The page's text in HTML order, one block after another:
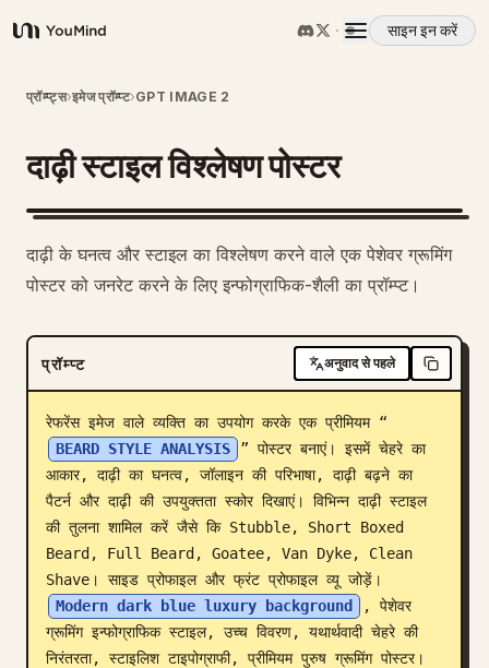
YouMind
साइन इन करें
अवलोकन
उपयोग के मामले
मूल्य निर्धारण
डाउनलोड
ब्लॉग
अपडेट
प्रॉम्प्ट्स›इमेज प्रॉम्प्ट›GPT IMAGE 2
दाढ़ी स्टाइल विश्लेषण पोस्टर
दाढ़ी के घनत्व और स्टाइल का विश्लेषण करने वाले एक पेशेवर ग्रूमिंग
पोस्टर को जनरेट करने के लिए इन्फोग्राफिक-शैली का प्रॉम्प्ट।
प्रॉम्प्ट अनुवाद से पहले
रेफरेंस इमेज वाले व्यक्ति का उपयोग करके एक प्रीमियम “
BEARD STYLE ANALYSIS
” पोस्टर बनाएं। इसमें चेहरे का
आकार, दाढ़ी का घनत्व, जॉलाइन की परिभाषा, दाढ़ी बढ़ने का
पैटर्न और दाढ़ी की उपयुक्तता स्कोर दिखाएं। विभिन्न दाढ़ी स्टाइल
की तुलना शामिल करें जैसे कि Stubble, Short Boxed
Beard, Full Beard, Goatee, Van Dyke, Clean
Shave। साइड प्रोफाइल और फ्रंट प्रोफाइल व्यू जोड़ें।
Modern dark blue luxury background
, पेशेवर
ग्रूमिंग इन्फोग्राफिक स्टाइल, उच्च विवरण, यथार्थवादी चेहरे की
निरंतरता, स्टाइलिश टाइपोग्राफी, प्रीमियम पुरुष ग्रूमिंग पोस्टर।